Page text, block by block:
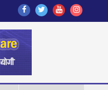
Find
Us
On
Facebook
Find
Us
Find
Us
Follow
Us